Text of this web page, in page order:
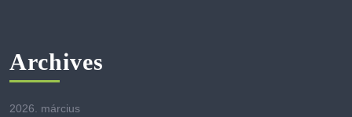
Archives
2026. március